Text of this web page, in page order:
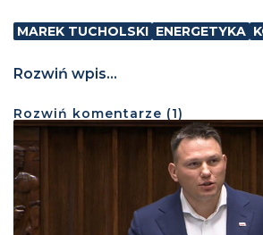
MAREK TUCHOLSKI ENERGETYKA
Rozwiń wpis...
Rozwiń komentarze (1)